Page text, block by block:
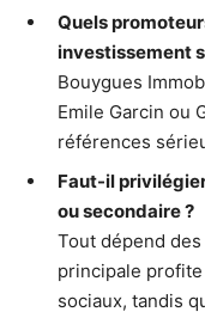
Quels
investissement
Bouygues
Emile Garcin ou
références
Faut-il
ou secondaire ?
Tout dépend
principale
sociaux, tandis